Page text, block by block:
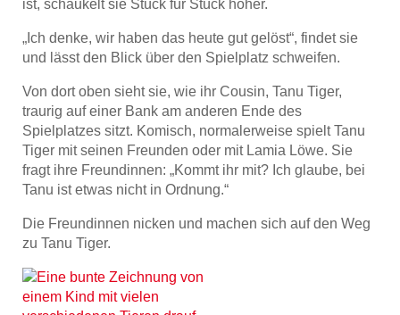
ist, schaukelt sie Stück für Stück höher.
„Ich denke, wir haben das heute gut gelöst“, findet sie
und lässt den Blick über den Spielplatz schweifen.
Von dort oben sieht sie, wie ihr Cousin, Tanu Tiger,
traurig auf einer Bank am anderen Ende des
Spielplatzes sitzt. Komisch, normalerweise spielt Tanu
Tiger mit seinen Freunden oder mit Lamia Löwe. Sie
fragt ihre Freundinnen: „Kommt ihr mit? Ich glaube, bei
Tanu ist etwas nicht in Ordnung.“
Die Freundinnen nicken und machen sich auf den Weg
zu Tanu Tiger.